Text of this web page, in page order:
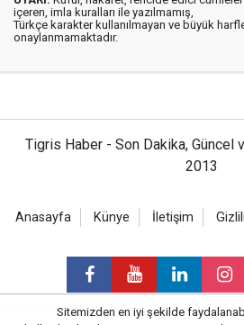
içeren, imla kuralları ile yazılmamış,
Türkçe karakter kullanılmayan ve büyük
onaylanmamaktadır.
Tigris Haber - Son Dakika, Güncel
2013
Anasayfa Künye İletişim
Sitemizden en iyi şekilde